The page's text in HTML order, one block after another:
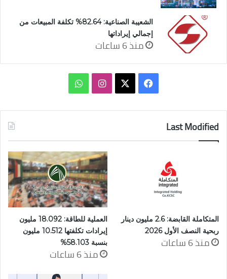
الشعيبة الصناعية: 82.64% تكلفة المبيعات من
إجمالي إيراداتها
منذ 6 ساعات
فيسبوك انستقرامواتساب
Last Modified
المتكاملة القابضة: 2.6 مليون دينار
ربحية النصف الأول 2026
منذ 6 ساعات
العملية للطاقة: 18.092 مليون
إيرادات تكلفتها 10.512 مليون
بنسبة 58.103%
منذ 6 ساعات